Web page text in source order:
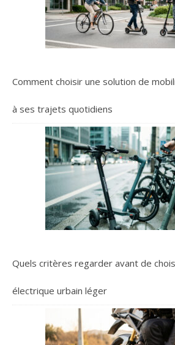
Comment choisir une solution de
à ses trajets quotidiens
Quels critères regarder avant de
électrique urbain léger